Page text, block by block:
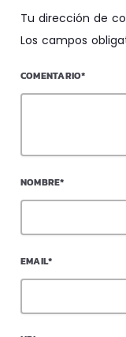
Tu dirección de
Los campos
COMENTARIO*
NOMBRE*
EMAIL*